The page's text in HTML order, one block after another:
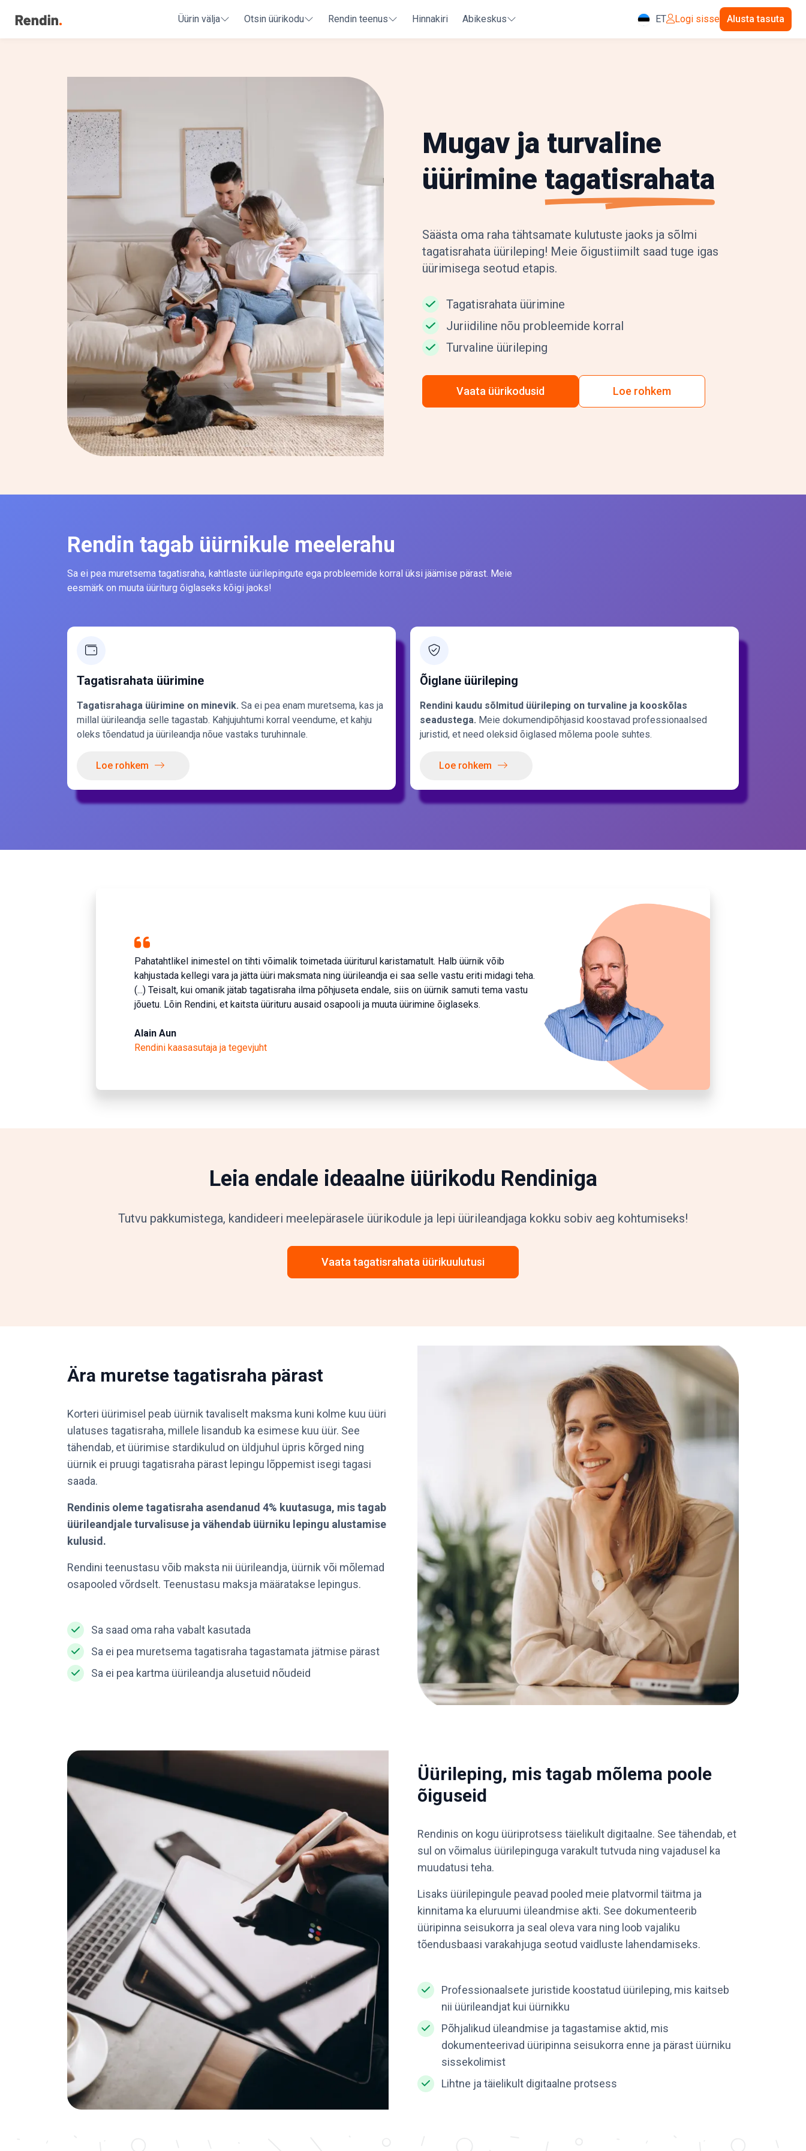
Üürin välja Otsin üürikodu Rendin teenus Hinnakiri Abikeskus ET Logi sisse Alusta tasuta
Mugav ja turvaline
üürimine tagatisrahata
Säästa oma raha tähtsamate kulutuste jaoks ja sõlmi
tagatisrahata üürileping! Meie õigustiimilt saad tuge igas
üürimisega seotud etapis.
Tagatisrahata üürimine
Juriidiline nõu probleemide korral
Turvaline üürileping
Vaata üürikodusid Loe rohkem
Rendin tagab üürnikule meelerahu
Sa ei pea muretsema tagatisraha, kahtlaste üürilepingute ega probleemide korral üksi jäämise pärast. Meie
eesmärk on muuta üüriturg õiglaseks kõigi jaoks!
Tagatisrahata üürimine
Tagatisrahaga üürimine on minevik. Sa ei pea enam muretsema, kas ja
millal üürileandja selle tagastab. Kahjujuhtumi korral veendume, et kahju
oleks tõendatud ja üürileandja nõue vastaks turuhinnale.
Loe rohkem
Õiglane üürileping
Rendini kaudu sõlmitud üürileping on turvaline ja kooskõlas
seadustega. Meie dokumendipõhjasid koostavad professionaalsed
juristid, et need oleksid õiglased mõlema poole suhtes.
Loe rohkem
Pahatahtlikel inimestel on tihti võimalik toimetada üüriturul karistamatult. Halb üürnik võib
kahjustada kellegi vara ja jätta üüri maksmata ning üürileandja ei saa selle vastu eriti midagi teha. ​​
(...) Teisalt, kui omanik jätab tagatisraha ilma põhjuseta endale, siis on üürnik samuti tema vastu
jõuetu. Lõin Rendini, et kaitsta üürituru ausaid osapooli ja muuta üürimine õiglaseks.
Alain Aun
Rendini kaasasutaja ja tegevjuht
Leia endale ideaalne üürikodu Rendiniga
Tutvu pakkumistega, kandideeri meelepärasele üürikodule ja lepi üürileandjaga kokku sobiv aeg kohtumiseks!
Vaata tagatisrahata üürikuulutusi
Ära muretse tagatisraha pärast
Korteri üürimisel peab üürnik tavaliselt maksma kuni kolme kuu üüri
ulatuses tagatisraha, millele lisandub ka esimese kuu üür. See
tähendab, et üürimise stardikulud on üldjuhul üpris kõrged ning
üürnik ei pruugi tagatisraha pärast lepingu lõppemist isegi tagasi
saada.
Rendinis oleme tagatisraha asendanud 4% kuutasuga, mis tagab
üürileandjale turvalisuse ja vähendab üürniku lepingu alustamise
kulusid.
Rendini teenustasu võib maksta nii üürileandja, üürnik või mõlemad
osapooled võrdselt. Teenustasu maksja määratakse lepingus.
Sa saad oma raha vabalt kasutada
Sa ei pea muretsema tagatisraha tagastamata jätmise pärast
Sa ei pea kartma üürileandja alusetuid nõudeid
Üürileping, mis tagab mõlema poole
õiguseid
Rendinis on kogu üüriprotsess täielikult digitaalne. See tähendab, et
sul on võimalus üürilepinguga varakult tutvuda ning vajadusel ka
muudatusi teha.
Lisaks üürilepingule peavad pooled meie platvormil täitma ja
kinnitama ka eluruumi üleandmise akti. See dokumenteerib
üüripinna seisukorra ja seal oleva vara ning loob vajaliku
tõendusbaasi varakahjuga seotud vaidluste lahendamiseks.
Professionaalsete juristide koostatud üürileping, mis kaitseb
nii üürileandjat kui üürnikku
Põhjalikud üleandmise ja tagastamise aktid, mis
dokumenteerivad üüripinna seisukorra enne ja pärast üürniku
sissekolimist
Lihtne ja täielikult digitaalne protsess